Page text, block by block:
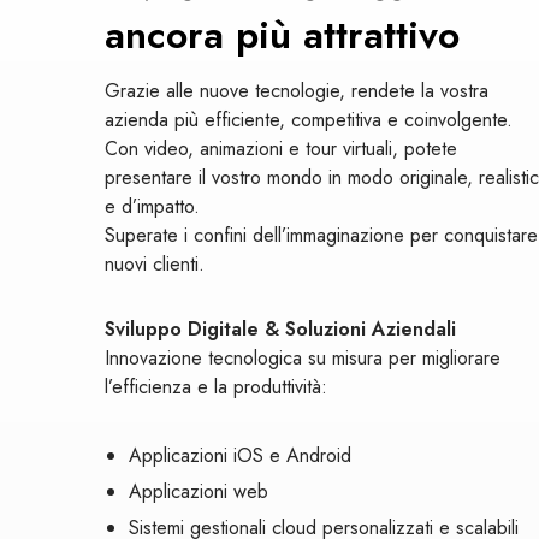
ancora più attrattivo
Grazie alle nuove tecnologie, rendete la vostra
azienda più efficiente, competitiva e coinvolgente.
Con video, animazioni e tour virtuali, potete
presentare il vostro mondo in modo originale,
e d’impatto.
Superate i confini dell’immaginazione per conquistare
nuovi clienti.
Sviluppo Digitale & Soluzioni Aziendali
Innovazione tecnologica su misura per migliorare
l’efficienza e la produttività:
Applicazioni iOS e Android
Applicazioni web
Sistemi gestionali cloud personalizzati e scalabili